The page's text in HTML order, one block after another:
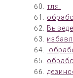
тля.